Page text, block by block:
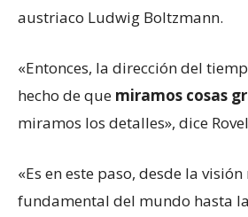
austriaco Ludwig Boltzmann.
«Entonces, la dirección del
hecho de que miramos cosas
miramos los detalles», dice
«Es en este paso, desde la
fundamental del mundo hasta